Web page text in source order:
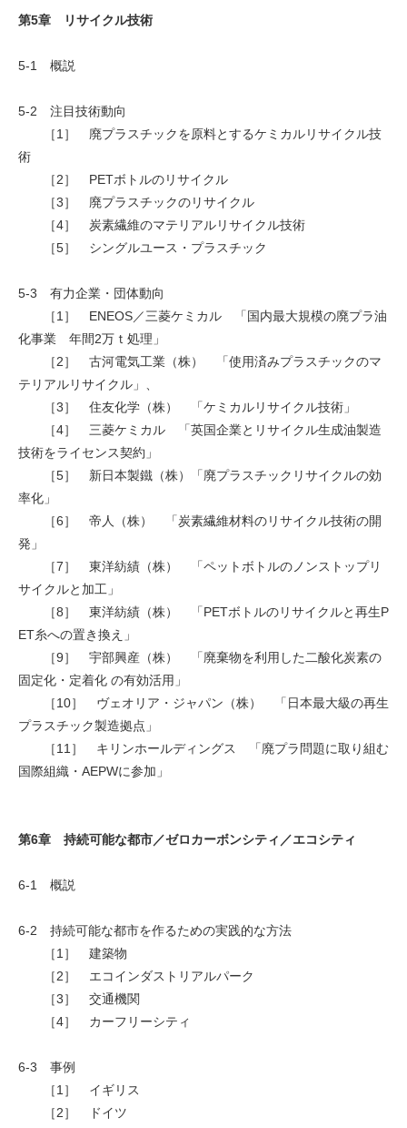
第5章 リサイクル技術
5-1 概説
5-2 注目技術動向
［1］ 廃プラスチックを原料とするケミカルリサイクル技
術
［2］ PETボトルのリサイクル
［3］ 廃プラスチックのリサイクル
［4］ 炭素繊維のマテリアルリサイクル技術
［5］ シングルユース・プラスチック
5-3 有力企業・団体動向
［1］ ENEOS／三菱ケミカル 「国内最大規模の廃プラ油
化事業 年間2万ｔ処理」
［2］ 古河電気工業（株） 「使用済みプラスチックのマ
テリアルリサイクル」、
［3］ 住友化学（株） 「ケミカルリサイクル技術」
［4］ 三菱ケミカル 「英国企業とリサイクル生成油製造
技術をライセンス契約」
［5］ 新日本製鐵（株）「廃プラスチックリサイクルの効
率化」
［6］ 帝人（株） 「炭素繊維材料のリサイクル技術の開
発」
［7］ 東洋紡績（株） 「ペットボトルのノンストップリ
サイクルと加工」
［8］ 東洋紡績（株） 「PETボトルのリサイクルと再生P
ET糸への置き換え」
［9］ 宇部興産（株） 「廃棄物を利用した二酸化炭素の
固定化・定着化 の有効活用」
［10］ ヴェオリア・ジャパン（株） 「日本最大級の再生
プラスチック製造拠点」
［11］ キリンホールディングス 「廃プラ問題に取り組む
国際組織・AEPWに参加」
第6章 持続可能な都市／ゼロカーボンシティ／エコシティ
6-1 概説
6-2 持続可能な都市を作るための実践的な方法
［1］ 建築物
［2］ エコインダストリアルパーク
［3］ 交通機関
［4］ カーフリーシティ
6-3 事例
［1］ イギリス
［2］ ドイツ